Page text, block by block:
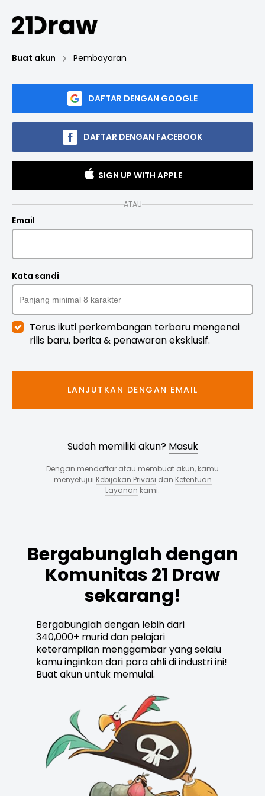
Buat akun Pembayaran
DAFTAR DENGAN GOOGLE
DAFTAR DENGAN FACEBOOK
SIGN UP WITH APPLE
ATAU
Email
Kata sandi
Terus ikuti perkembangan terbaru mengenai
rilis baru, berita & penawaran eksklusif.
LANJUTKAN DENGAN EMAIL
Sudah memiliki akun? Masuk
Dengan mendaftar atau membuat akun, kamu
menyetujui Kebijakan Privasi dan Ketentuan
Layanan kami.
Bergabunglah dengan
Komunitas 21 Draw
sekarang!
Bergabunglah dengan lebih dari
340,000+ murid dan pelajari
keterampilan menggambar yang selalu
kamu inginkan dari para ahli di industri ini!
Buat akun untuk memulai.